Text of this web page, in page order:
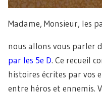
Madame, Monsieur, les
nous allons vous parler
par les 5e D. Ce recueil
histoires écrites par vos
entre héros et ennemis.